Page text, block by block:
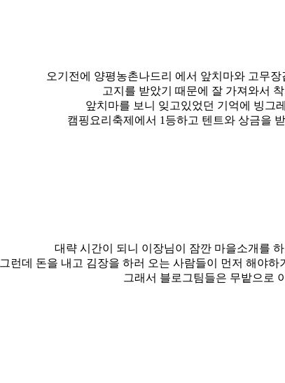
오기전에 양평농촌나드리 에서 앞치마와 고무
고지를 받았기 때문에 잘 가져와서
앞치마를 보니 잊고있었던 기억에 빙그
캠핑요리축제에서 1등하고 텐트와 상금을
대략 시간이 되니 이장님이 잠깐 마을소개를
그런데 돈을 내고 김장을 하러 오는 사람들이 먼저 해야하
그래서 블로그팀들은 무밭으로